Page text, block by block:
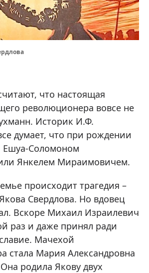
что настоящая
революционера вовсе не
Историк И.Ф.
думает, что при рождении
Ешуа-Соломоном
Янкелем Мираимовичем.
происходит трагедия –
Свердлова. Но вдовец
Вскоре Михаил Израилевич
раз и даже принял ради
Мачехой
стала Мария Александровна
родила Якову двух